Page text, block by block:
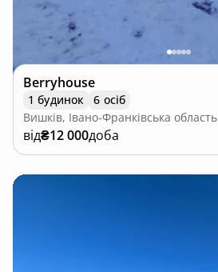
Berryhouse
1 будинок
6 осіб
Вишків, Івано-Франківська область
від₴12 000доба